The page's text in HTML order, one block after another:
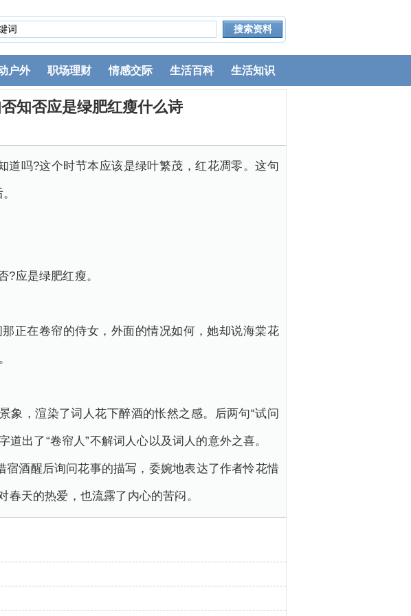
户外 职场理财 情感交际 生活百科 生活知识
知否应是绿肥红瘦什么诗
吗?这个时节本应该是绿叶繁茂，红花凋零。这句
应是绿肥红瘦。
正在卷帘的侍女，外面的情况如何，她却说海棠花
象，渲染了词人花下醉酒的怅然之感。后两句“试问
出了“卷帘人”不解词人心以及词人的意外之喜。
宿酒醒后询问花事的描写，委婉地表达了作者怜花惜
天的热爱，也流露了内心的苦闷。